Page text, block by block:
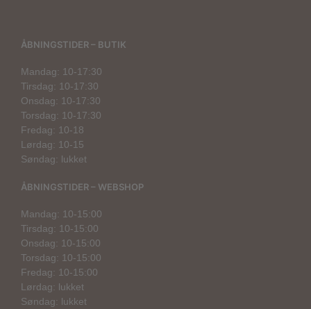
ÅBNINGSTIDER – BUTIK
Mandag: 10-17:30
Tirsdag: 10-17:30
Onsdag: 10-17:30
Torsdag: 10-17:30
Fredag: 10-18
Lørdag: 10-15
Søndag: lukket
ÅBNINGSTIDER – WEBSHOP
Mandag: 10-15:00
Tirsdag: 10-15:00
Onsdag: 10-15:00
Torsdag: 10-15:00
Fredag: 10-15:00
Lørdag: lukket
Søndag: lukket